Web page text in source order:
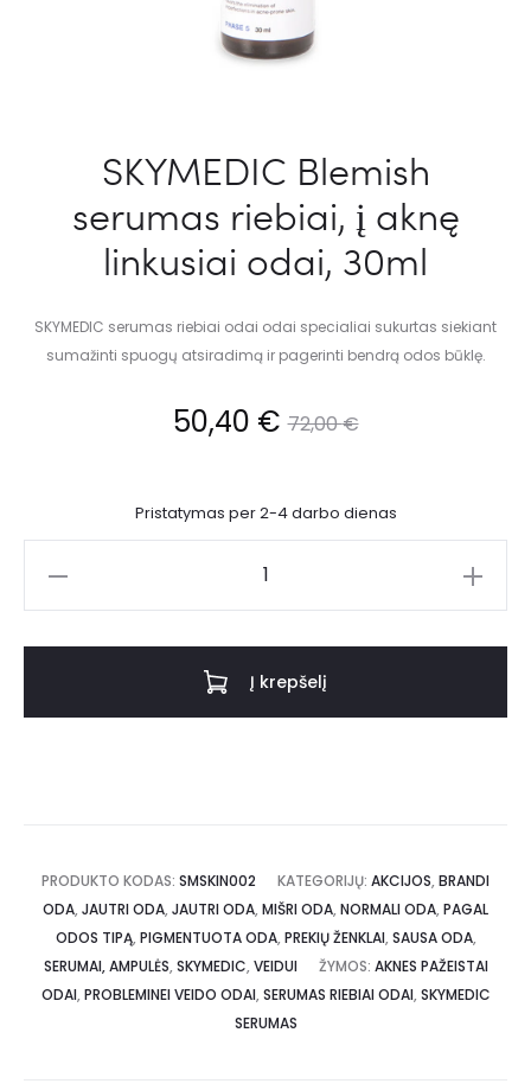
SKYMEDIC Blemish
serumas riebiai, į aknę
linkusiai odai, 30ml
SKYMEDIC serumas riebiai odai odai specialiai sukurtas siekiant
sumažinti spuogų atsiradimą ir pagerinti bendrą odos būklę.
72,00€
50,40 €
Pristatymas per 2-4 darbo dienas
Į krepšelį
PRODUKTO KODAS: SMSKIN002 KATEGORIJŲ: AKCIJOS, BRANDI
ODA, JAUTRI ODA, JAUTRI ODA, MIŠRI ODA, NORMALI ODA, PAGAL
ODOS TIPĄ, PIGMENTUOTA ODA, PREKIŲ ŽENKLAI, SAUSA ODA,
SERUMAI, AMPULĖS, SKYMEDIC, VEIDUI ŽYMOS: AKNES PAŽEISTAI
ODAI, PROBLEMINEI VEIDO ODAI, SERUMAS RIEBIAI ODAI, SKYMEDIC
SERUMAS